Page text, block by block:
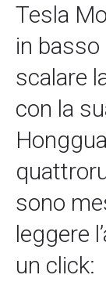
Tesla
in
scalare
con la
sono
leggere
un click: